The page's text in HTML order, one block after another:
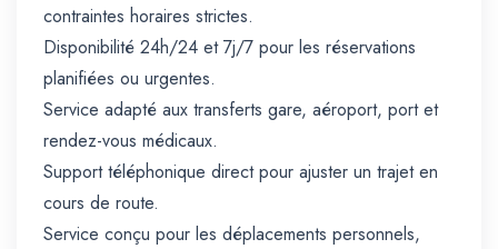
contraintes horaires strictes.
Disponibilité 24h/24 et 7j/7 pour les réservations
planifiées ou urgentes.
Service adapté aux transferts gare, aéroport, port et
rendez-vous médicaux.
Support téléphonique direct pour ajuster un trajet en
cours de route.
Service conçu pour les déplacements personnels,